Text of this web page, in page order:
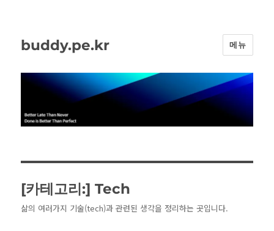
buddy.pe.kr 메뉴
[카테고리:]Tech
삶의 여러가지 기술(tech)과 관련된 생각을 정리하는 곳입니다.